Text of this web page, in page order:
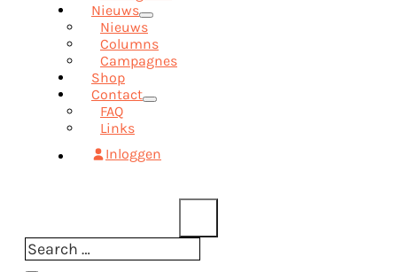
Nieuws
Nieuws
Columns
Campagnes
Shop
Contact
FAQ
Links
Inloggen